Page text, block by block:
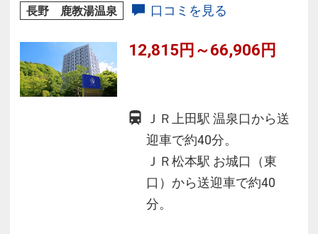
長野 鹿教湯温泉 口コミを見る
12,815円～66,906円
ＪＲ上田駅 温泉口から送
迎車で約40分。
ＪＲ松本駅 お城口（東
口）から送迎車で約40
分。